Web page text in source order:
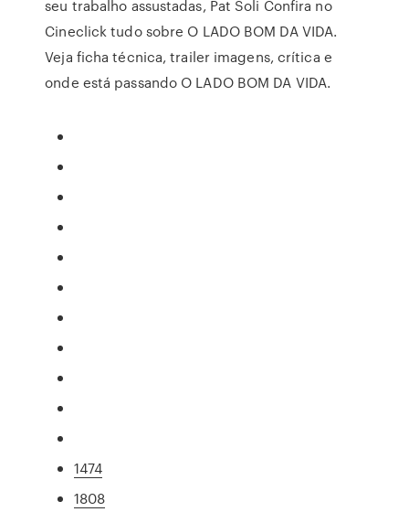
seu trabalho assustadas, Pat Soli Confira no
Cineclick tudo sobre O LADO BOM DA VIDA.
Veja ficha técnica, trailer imagens, crítica e
onde está passando O LADO BOM DA VIDA.
1474
1808